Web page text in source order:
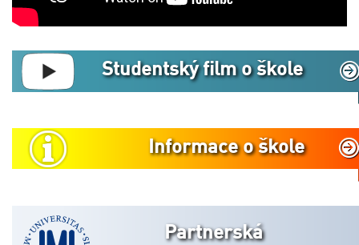
Studentský film o škole
Informace o škole
Partnerská